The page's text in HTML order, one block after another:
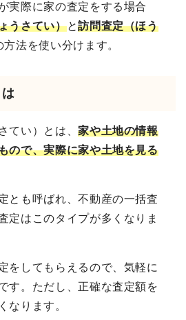
実際に家の査定をする場合
うさてい）と訪問査定（ほう
方法を使い分けます。
てい）とは、家や土地の情報
ので、実際に家や土地を見る
とも呼ばれ、不動産の一括査
定はこのタイプが多くなりま
をしてもらえるので、気軽に
す。ただし、正確な査定額を
なります。